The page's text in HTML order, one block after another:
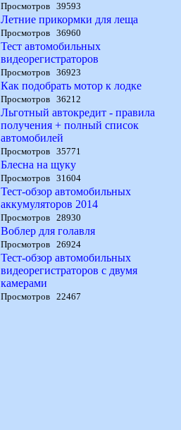
Просмотров 39593
Летние прикормки для леща
Просмотров 36960
Тест автомобильных
видеорегистраторов
Просмотров 36923
Как подобрать мотор к лодке
Просмотров 36212
Льготный автокредит - правила
получения + полный список
автомобилей
Просмотров 35771
Блесна на щуку
Просмотров 31604
Тест-обзор автомобильных
аккумуляторов 2014
Просмотров 28930
Воблер для голавля
Просмотров 26924
Тест-обзор автомобильных
видеорегистраторов с двумя
камерами
Просмотров 22467